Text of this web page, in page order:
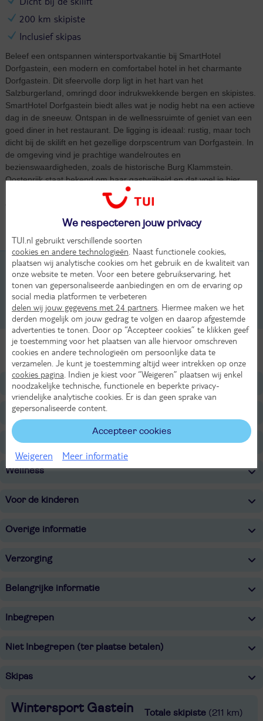
200 km skipiste
Inclusief skipas
Beleef een ontspannen wintersportvakantie bij SmartHotel
Dorfgastein, een modern en comfortabel hotel in het charmante
Dorfgastein. Dit sfeervolle dorp ligt in het hart van het
Salzburgerland, omringd door indrukwekkende bergen en skipistes.
SmartHotel Dorfgastein biedt alles wat je nodig hebt na een actieve
dag in de sneeuw. Ontspan in de wellnessruimte of geniet van een
goed diner in het restaurant. De ligging is ideaal: rustig, maar toch
dicht bij de skilift en het gezellige dorpscentrum van Dorfgastein. In
de omgeving vind je prachtige wandelroutes en
bezienswaardigheden, zoals de historische Burg Klammstein.
Oostenrijk staat bekend om haar gastvrijheid en dat voel je hier
meteen. Of je nu komt om te skiën, wandelen of gewoon te
ontspannen. Dit hotel is een fijne uitvalsbasis voor je vakantie in de
Kamers (7)
2-persoonskamer, Classic, 2-2 pers
2-persoonskamer, 1-2 pers
2-persoonskamer, Comfort, 2-3 pers
Alle Kamers
Ligging
Faciliteiten
Restaurants/Bars
Wellness
Voor de kinderen
Overige informatie
Verzorging
Belangrijke informatie
Inbegrepen
Niet Inbegrepen (ter plaatse betalen)
Skipas
Wintersport Gastein Totale skipiste (211 km)
We respecteren jouw privacy
TUI.nl gebruikt verschillende soorten
cookies en andere technologieën . Naast functionele cookies,
plaatsen wij analytische cookies om het gebruik en de kwaliteit van
onze website te meten. Voor een betere gebruikservaring, het
tonen van gepersonaliseerde aanbiedingen en om de ervaring op
social media platformen te verbeteren
delen wij jouw gegevens met 24 partners . Hiermee maken we het
derden mogelijk om jouw gedrag te volgen en daarop afgestemde
advertenties te tonen. Door op “Accepteer cookies” te klikken geef
je toestemming voor het plaatsen van alle hiervoor omschreven
cookies en andere technologieën om persoonlijke data te
verzamelen. Je kunt je toestemming altijd weer intrekken op onze
cookies pagina . Indien je kiest voor “Weigeren” plaatsen wij enkel
noodzakelijke technische, functionele en beperkte privacy-
vriendelijke analytische cookies. Er is dan geen sprake van
gepersonaliseerde content.
Accepteer cookies
Weigeren Meer informatie